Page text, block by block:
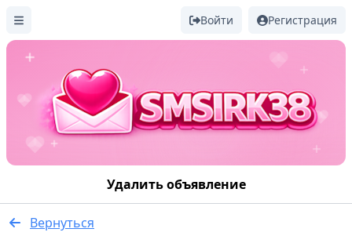
Войти Регистрация
Удалить объявление
Вернуться